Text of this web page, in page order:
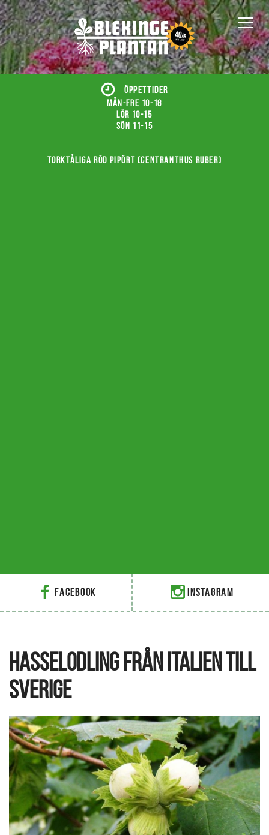
ÖPPETTIDER
Mån-fre 10-18
Lör 10-15
Sön 11-15
Torktåliga röd pipört (Centranthus ruber)
Facebook Instagram
HASSELODLING FRÅN ITALIEN TILL
SVERIGE